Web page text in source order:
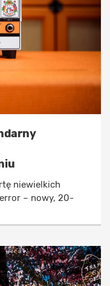
niewielkich
– nowy, 20-